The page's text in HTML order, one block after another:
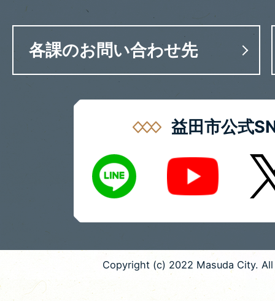
各課のお問い合わせ先
益田市公式
LINE
Youtube X
Copyright (c) 2022 Masuda City.